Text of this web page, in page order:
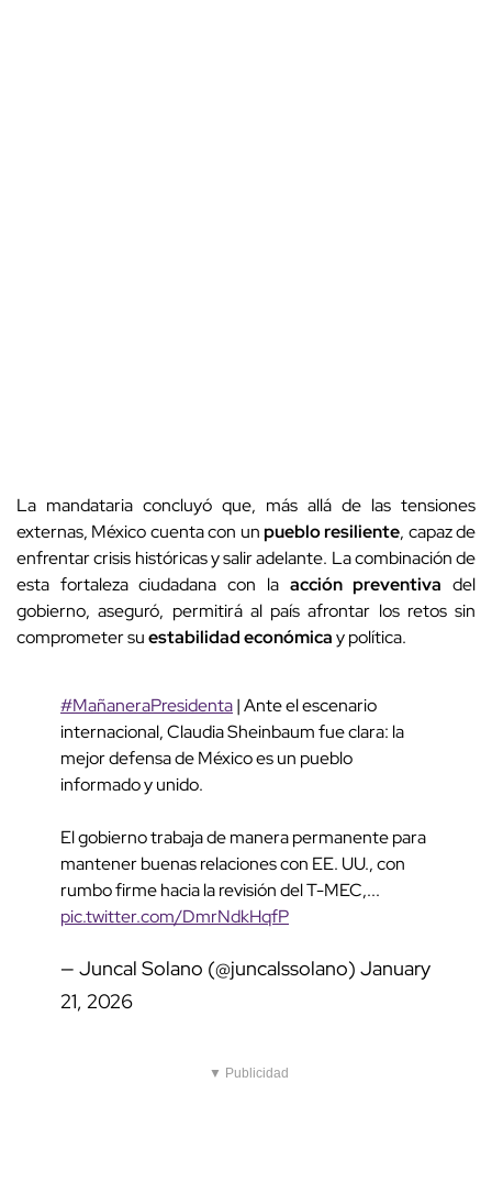
La mandataria concluyó que, más allá de las tensiones
externas, México cuenta con unpueblo resiliente, capaz de
enfrentar crisis históricas y salir adelante. La combinación de
esta fortaleza ciudadana con la acción preventiva del
gobierno, aseguró, permitirá al país afrontar los retos sin
comprometer suestabilidad económicay política.
#MañaneraPresidenta| Ante el escenario
internacional, Claudia Sheinbaum fue clara: la
mejor defensa de México es un pueblo
informado y unido.
El gobierno trabaja de manera permanente para
mantener buenas relaciones con EE. UU., con
rumbo firme hacia la revisión del T-MEC,...
pic.twitter.com/DmrNdkHqfP
— Juncal Solano (@juncalssolano) January
21, 2026
▼ Publicidad